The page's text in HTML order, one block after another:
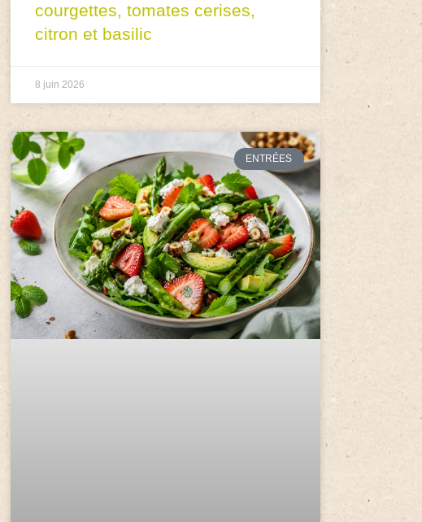
courgettes, tomates cerises,
citron et basilic
8 juin 2026
ENTRÉES